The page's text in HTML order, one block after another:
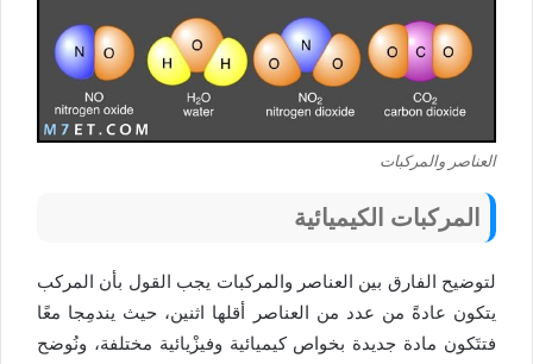
العناصر والمركبات
المركبات الكيميائية
لتوضيح الفارق بين العناصر والمركبات يجب القول بأن المركب
يتكون عادةً من عدد من العناصر أقلها اثنين، حيث يندمِجا معًا
فتتَكون مادة جديدة بخواص كيميائية وفيزْيائية مختلفة، ونُوضح